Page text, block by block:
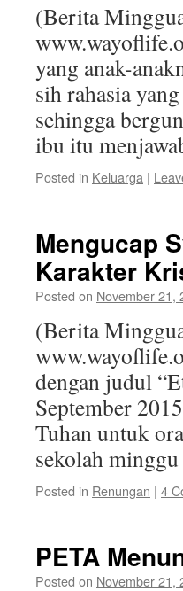
(Berita
yang anak-
sih rahasia
sehingga
ibu itu
Posted in Keluarga |
Mengucap
Karakter
Posted on November 21,
(Berita
dengan judul
September
Tuhan untuk
sekolah
Posted in Renungan | 4
PETA
Posted on November 21,